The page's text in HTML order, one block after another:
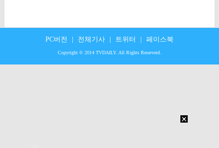
PC버전 전체기사 트위터 페이스북
Copyright © 2014 TVDAILY. All Rights Reserverd.